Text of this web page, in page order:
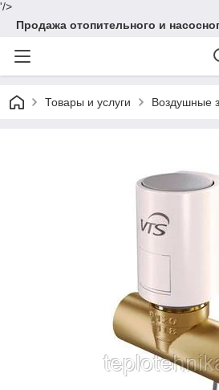
'/>
Продажа отопительного и
Товары и услуги Воздушные